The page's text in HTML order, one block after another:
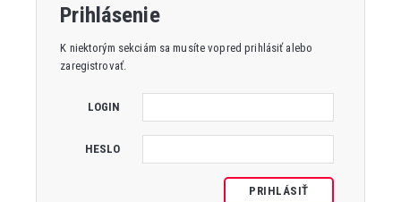
Prihlásenie
K niektorým sekciám sa musíte vopred prihlásiť alebo
zaregistrovať.
LOGIN
HESLO
PRIHLÁSIŤ